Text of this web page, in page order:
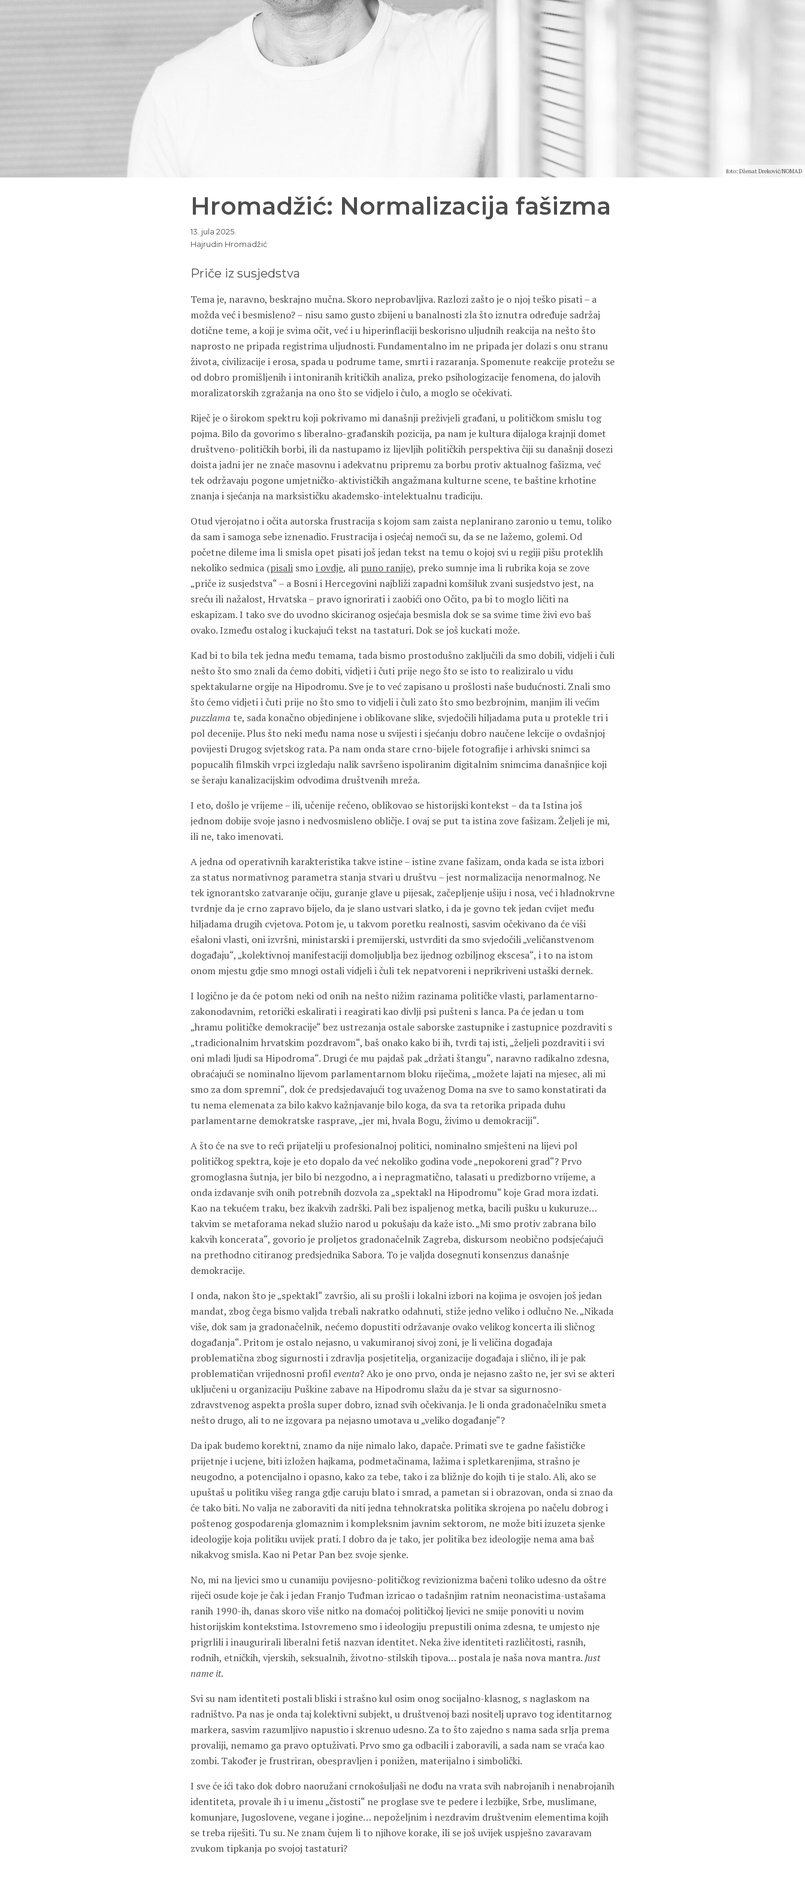
foto: Dženat Dreković/NOMAD
Hromadžić: Normalizacija fašizma
13. jula 2025.
Hajrudin Hromadžić
Priče iz susjedstva
Tema je, naravno, beskrajno mučna. Skoro neprobavljiva. Razlozi zašto je o njoj teško pisati – a
možda već i besmisleno? – nisu samo gusto zbijeni u banalnosti zla što iznutra određuje sadržaj
dotične teme, a koji je svima očit, već i u hiperinflaciji beskorisno uljudnih reakcija na nešto što
naprosto ne pripada registrima uljudnosti. Fundamentalno im ne pripada jer dolazi s onu stranu
života, civilizacije i erosa, spada u podrume tame, smrti i razaranja. Spomenute reakcije protežu se
od dobro promišljenih i intoniranih kritičkih analiza, preko psihologizacije fenomena, do jalovih
moralizatorskih zgražanja na ono što se vidjelo i čulo, a moglo se očekivati.
Riječ je o širokom spektru koji pokrivamo mi današnji preživjeli građani, u političkom smislu tog
pojma. Bilo da govorimo s liberalno-građanskih pozicija, pa nam je kultura dijaloga krajnji domet
društveno-političkih borbi, ili da nastupamo iz lijevljih političkih perspektiva čiji su današnji dosezi
doista jadni jer ne znače masovnu i adekvatnu pripremu za borbu protiv aktualnog fašizma, već
tek održavaju pogone umjetničko-aktivističkih angažmana kulturne scene, te baštine krhotine
znanja i sjećanja na marksističku akademsko-intelektualnu tradiciju.
Otud vjerojatno i očita autorska frustracija s kojom sam zaista neplanirano zaronio u temu, toliko
da sam i samoga sebe iznenadio. Frustracija i osjećaj nemoći su, da se ne lažemo, golemi. Od
početne dileme ima li smisla opet pisati još jedan tekst na temu o kojoj svi u regiji pišu proteklih
nekoliko sedmica (pisali smoi ovdje, ali puno ranije), preko sumnje ima li rubrika koja se zove
„priče iz susjedstva“ – a Bosni i Hercegovini najbliži zapadni komšiluk zvani susjedstvo jest, na
sreću ili nažalost, Hrvatska – pravo ignorirati i zaobići ono Očito, pa bi to moglo ličiti na
eskapizam. I tako sve do uvodno skiciranog osjećaja besmisla dok se sa svime time živi evo baš
ovako. Između ostalog i kuckajući tekst na tastaturi. Dok se još kuckati može.
Kad bi to bila tek jedna među temama, tada bismo prostodušno zaključili da smo dobili, vidjeli i čuli
nešto što smo znali da ćemo dobiti, vidjeti i čuti prije nego što se isto to realiziralo u vidu
spektakularne orgije na Hipodromu. Sve je to već zapisano u prošlosti naše budućnosti. Znali smo
što ćemo vidjeti i čuti prije no što smo to vidjeli i čuli zato što smo bezbrojnim, manjim ili većim
puzzlama te, sada konačno objedinjene i oblikovane slike, svjedočili hiljadama puta u protekle tri i
pol decenije. Plus što neki među nama nose u svijesti i sjećanju dobro naučene lekcije o ovdašnjoj
povijesti Drugog svjetskog rata. Pa nam onda stare crno-bijele fotografije i arhivski snimci sa
popucalih filmskih vrpci izgledaju nalik savršeno ispoliranim digitalnim snimcima današnjice koji
se šeraju kanalizacijskim odvodima društvenih mreža.
I eto, došlo je vrijeme – ili, učenije rečeno, oblikovao se historijski kontekst – da ta Istina još
jednom dobije svoje jasno i nedvosmisleno obličje. I ovaj se put ta istina zove fašizam. Željeli je mi,
ili ne, tako imenovati.
A jedna od operativnih karakteristika takve istine – istine zvane fašizam, onda kada se ista izbori
za status normativnog parametra stanja stvari u društvu – jest normalizacija nenormalnog. Ne
tek ignorantsko zatvaranje očiju, guranje glave u pijesak, začepljenje ušiju i nosa, već i hladnokrvne
tvrdnje da je crno zapravo bijelo, da je slano ustvari slatko, i da je govno tek jedan cvijet među
hiljadama drugih cvjetova. Potom je, u takvom poretku realnosti, sasvim očekivano da će viši
ešaloni vlasti, oni izvršni, ministarski i premijerski, ustvrditi da smo svjedočili „veličanstvenom
događaju“, „kolektivnoj manifestaciji domoljublja bez ijednog ozbiljnog ekscesa“, i to na istom
onom mjestu gdje smo mnogi ostali vidjeli i čuli tek nepatvoreni i neprikriveni ustaški dernek.
I logično je da će potom neki od onih na nešto nižim razinama političke vlasti, parlamentarno-
zakonodavnim, retorički eskalirati i reagirati kao divlji psi pušteni s lanca. Pa će jedan u tom
„hramu političke demokracije“ bez ustrezanja ostale saborske zastupnike i zastupnice pozdraviti s
„tradicionalnim hrvatskim pozdravom“, baš onako kako bi ih, tvrdi taj isti, „željeli pozdraviti i svi
oni mladi ljudi sa Hipodroma“. Drugi će mu pajdaš pak „držati štangu“, naravno radikalno zdesna,
obraćajući se nominalno lijevom parlamentarnom bloku riječima, „možete lajati na mjesec, ali mi
smo za dom spremni“, dok će predsjedavajući tog uvaženog Doma na sve to samo konstatirati da
tu nema elemenata za bilo kakvo kažnjavanje bilo koga, da sva ta retorika pripada duhu
parlamentarne demokratske rasprave, „jer mi, hvala Bogu, živimo u demokraciji“.
A što će na sve to reći prijatelji u profesionalnoj politici, nominalno smješteni na lijevi pol
političkog spektra, koje je eto dopalo da već nekoliko godina vode „nepokoreni grad“? Prvo
gromoglasna šutnja, jer bilo bi nezgodno, a i nepragmatično, talasati u predizborno vrijeme, a
onda izdavanje svih onih potrebnih dozvola za „spektakl na Hipodromu“ koje Grad mora izdati.
Kao na tekućem traku, bez ikakvih zadrški. Pali bez ispaljenog metka, bacili pušku u kukuruze…
takvim se metaforama nekad služio narod u pokušaju da kaže isto. „Mi smo protiv zabrana bilo
kakvih koncerata“, govorio je proljetos gradonačelnik Zagreba, diskursom neobično podsjećajući
na prethodno citiranog predsjednika Sabora. To je valjda dosegnuti konsenzus današnje
demokracije.
I onda, nakon što je „spektakl“ završio, ali su prošli i lokalni izbori na kojima je osvojen još jedan
mandat, zbog čega bismo valjda trebali nakratko odahnuti, stiže jedno veliko i odlučno Ne. „Nikada
više, dok sam ja gradonačelnik, nećemo dopustiti održavanje ovako velikog koncerta ili sličnog
događanja“. Pritom je ostalo nejasno, u vakumiranoj sivoj zoni, je li veličina događaja
problematična zbog sigurnosti i zdravlja posjetitelja, organizacije događaja i slično, ili je pak
problematičan vrijednosni profileventa? Ako je ono prvo, onda je nejasno zašto ne, jer svi se akteri
uključeni u organizaciju Puškine zabave na Hipodromu slažu da je stvar sa sigurnosno-
zdravstvenog aspekta prošla super dobro, iznad svih očekivanja. Je li onda gradonačelniku smeta
nešto drugo, ali to ne izgovara pa nejasno umotava u „veliko događanje“?
Da ipak budemo korektni, znamo da nije nimalo lako, dapače. Primati sve te gadne fašističke
prijetnje i ucjene, biti izložen hajkama, podmetačinama, lažima i spletkarenjima, strašno je
neugodno, a potencijalno i opasno, kako za tebe, tako i za bližnje do kojih ti je stalo. Ali, ako se
upuštaš u politiku višeg ranga gdje caruju blato i smrad, a pametan si i obrazovan, onda si znao da
će tako biti. No valja ne zaboraviti da niti jedna tehnokratska politika skrojena po načelu dobrog i
poštenog gospodarenja glomaznim i kompleksnim javnim sektorom, ne može biti izuzeta sjenke
ideologije koja politiku uvijek prati. I dobro da je tako, jer politika bez ideologije nema ama baš
nikakvog smisla. Kao ni Petar Pan bez svoje sjenke.
No, mi na ljevici smo u cunamiju povijesno-političkog revizionizma bačeni toliko udesno da oštre
riječi osude koje je čak i jedan Franjo Tuđman izricao o tadašnjim ratnim neonacistima-ustašama
ranih 1990-ih, danas skoro više nitko na domaćoj političkoj ljevici ne smije ponoviti u novim
historijskim kontekstima. Istovremeno smo i ideologiju prepustili onima zdesna, te umjesto nje
prigrlili i inaugurirali liberalni fetiš nazvan identitet. Neka žive identiteti različitosti, rasnih,
rodnih, etničkih, vjerskih, seksualnih, životno-stilskih tipova… postala je naša nova mantra. Just
name it.
Svi su nam identiteti postali bliski i strašno kul osim onog socijalno-klasnog, s naglaskom na
radništvo. Pa nas je onda taj kolektivni subjekt, u društvenoj bazi nositelj upravo tog identitarnog
markera, sasvim razumljivo napustio i skrenuo udesno. Za to što zajedno s nama sada srlja prema
provaliji, nemamo ga pravo optuživati. Prvo smo ga odbacili i zaboravili, a sada nam se vraća kao
zombi. Također je frustriran, obespravljen i ponižen, materijalno i simbolički.
I sve će ići tako dok dobro naoružani crnokošuljaši ne dođu na vrata svih nabrojanih i nenabrojanih
identiteta, provale ih i u imenu „čistosti“ ne proglase sve te pedere i lezbijke, Srbe, muslimane,
komunjare, Jugoslovene, vegane i jogine… nepoželjnim i nezdravim društvenim elementima kojih
se treba riješiti. Tu su. Ne znam čujem li to njihove korake, ili se još uvijek uspješno zavaravam
zvukom tipkanja po svojoj tastaturi?